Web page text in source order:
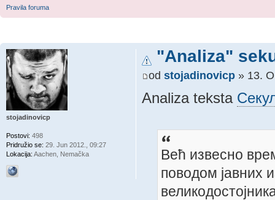
Pravila foruma
"Analiza"
od stojadinovicp» 13.
Analiza teksta
Већ извесно
поводом јавних
stojadinovicp
Postovi: 498
Pridružio se: 29. Jun 2012., 09:27
Lokacija: Aachen, Nemačka